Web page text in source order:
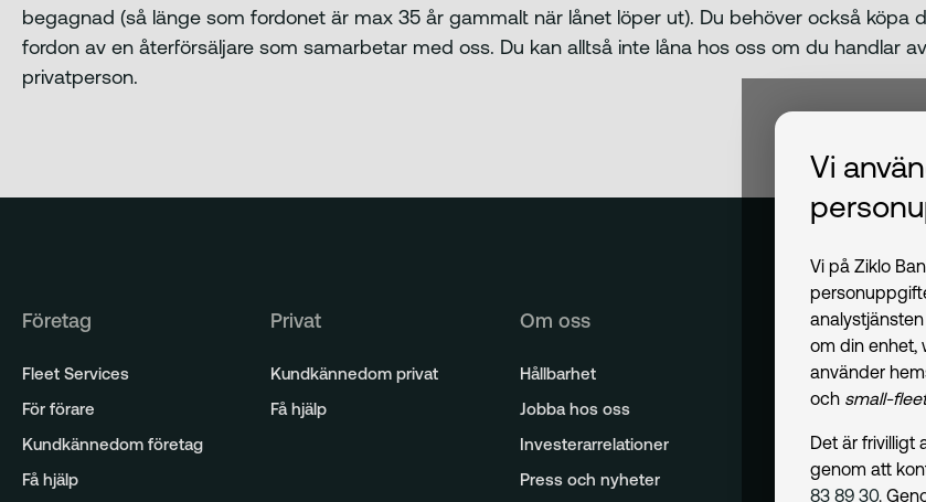
begagnad (så länge som fordonet är max 35 år gammalt när lånet löper ut). Du behöver också köpa
fordon av en återförsäljare som samarbetar med oss. Du kan alltså inte låna hos oss om du handlar
privatperson.
Företag
Fleet Services
För förare
Kundkännedom företag
Få hjälp
Privat
Kundkännedom privat
Få hjälp
Om oss
Hållbarhet
Jobba hos oss
Investerarrelationer
Press och nyheter
Vi
Vi på Ziklo
om din enhet,
använder
och small-
Det är frivilligt
genom att
83 89 30.